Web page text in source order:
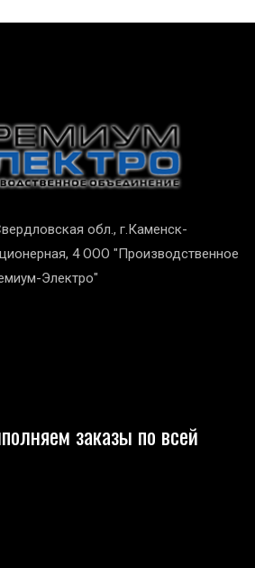
обл., г.Каменск-
4 ООО "Производственное
Электро"
заказы по всей